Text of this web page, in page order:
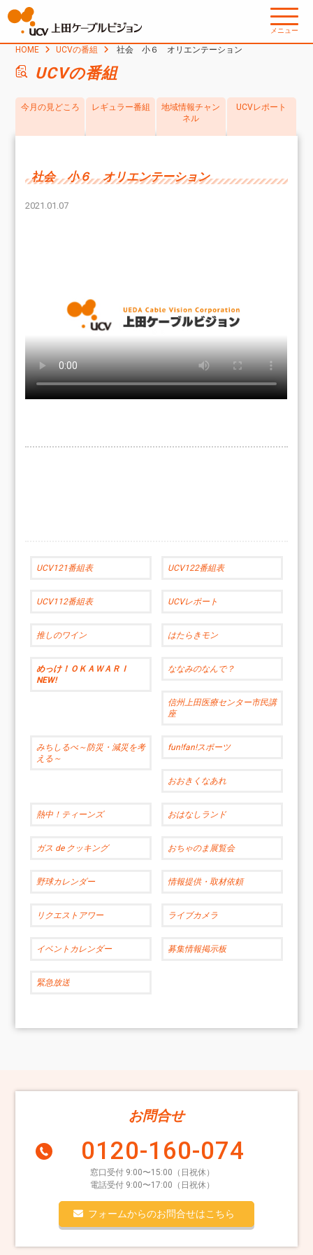
メニュー
HOME UCVの番組 社会 小６ オリエンテーション
UCVの番組
今月の見どころ レギュラー番組
地域情報チャン
ネル
UCVレポート
社会 小６ オリエンテーション
2021.01.07
UCV121番組表 UCV122番組表
UCV112番組表 UCVレポート
推しのワイン はたらきモン
めっけ！ＯＫＡＷＡＲＩ
NEW!
ななみのなんで？
信州上田医療センター市民講
座
みちしるべ～防災・減災を考
える～
fun!fan!スポーツ
おおきくなあれ
熱中！ティーンズ おはなしランド
ガス de クッキング おちゃのま展覧会
野球カレンダー 情報提供・取材依頼
リクエストアワー ライブカメラ
イベントカレンダー 募集情報掲示板
緊急放送
お問合せ
0120-160-074
窓口受付 9:00〜15:00（日祝休）
電話受付 9:00〜17:00（日祝休）
フォームからのお問合せはこちら